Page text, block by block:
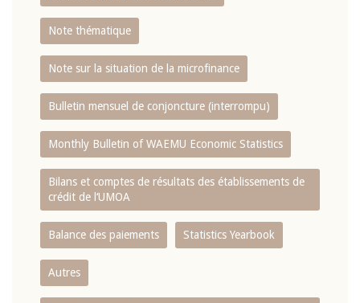
Note thématique
Note sur la situation de la microfinance
Bulletin mensuel de conjoncture (interrompu)
Monthly Bulletin of WAEMU Economic Statistics
Bilans et comptes de résultats des établissements de
crédit de l‘UMOA
Balance des paiements Statistics Yearbook
Autres